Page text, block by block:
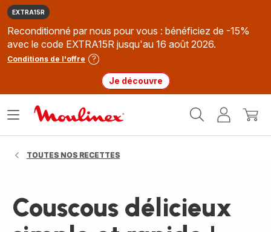
EXTRA15R
Reconditionné par nous pour vous : bénéficiez de -15%
avec le code EXTRA15R jusqu'au 16 août 2026.
Conditions de l'offre
Je découvre
MonMon
Ouvrir
TOUTES NOS RECETTES
Couscous délicieux